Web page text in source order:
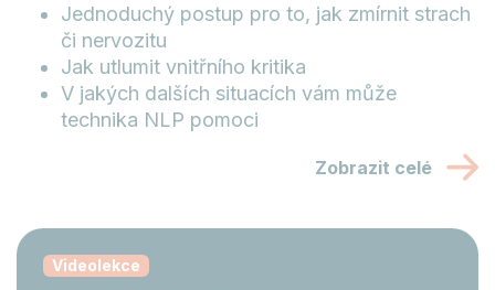
Jednoduchý postup pro to, jak zmírnit strach
či nervozitu
Jak utlumit vnitřního kritika
V jakých dalších situacích vám může
technika NLP pomoci
Zobrazit celé
Videolekce